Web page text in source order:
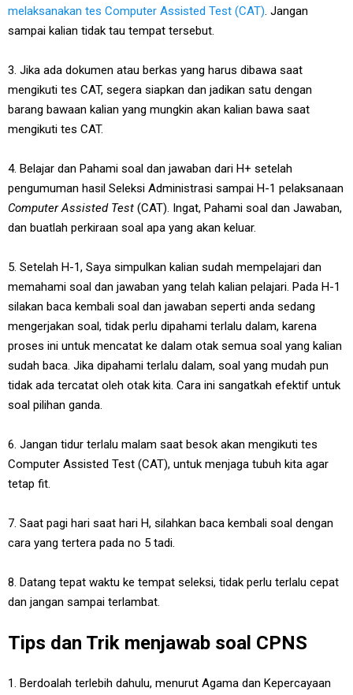
melaksanakan tes Computer Assisted Test (CAT). Jangan
sampai kalian tidak tau tempat tersebut.
3. Jika ada dokumen atau berkas yang harus dibawa saat
mengikuti tes CAT, segera siapkan dan jadikan satu dengan
barang bawaan kalian yang mungkin akan kalian bawa saat
mengikuti tes CAT.
4. Belajar dan Pahami soal dan jawaban dari H+ setelah
pengumuman hasil Seleksi Administrasi sampai H-1 pelaksanaan
Computer Assisted Test (CAT). Ingat, Pahami soal dan Jawaban,
dan buatlah perkiraan soal apa yang akan keluar.
5. Setelah H-1, Saya simpulkan kalian sudah mempelajari dan
memahami soal dan jawaban yang telah kalian pelajari. Pada H-1
silakan baca kembali soal dan jawaban seperti anda sedang
mengerjakan soal, tidak perlu dipahami terlalu dalam, karena
proses ini untuk mencatat ke dalam otak semua soal yang kalian
sudah baca. Jika dipahami terlalu dalam, soal yang mudah pun
tidak ada tercatat oleh otak kita. Cara ini sangatkah efektif untuk
soal pilihan ganda.
6. Jangan tidur terlalu malam saat besok akan mengikuti tes
Computer Assisted Test (CAT), untuk menjaga tubuh kita agar
tetap fit.
7. Saat pagi hari saat hari H, silahkan baca kembali soal dengan
cara yang tertera pada no 5 tadi.
8. Datang tepat waktu ke tempat seleksi, tidak perlu terlalu cepat
dan jangan sampai terlambat.
Tips dan Trik menjawab soal CPNS
1. Berdoalah terlebih dahulu, menurut Agama dan Kepercayaan